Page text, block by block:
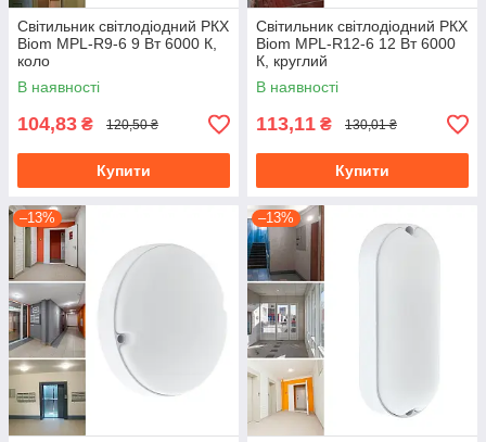
Світильник світлодіодний РКХ
Biom MPL-R9-6 9 Вт 6000 К,
коло
В наявності
104,83 ₴ 120,50 ₴
Купити
Світильник світлодіодний РКХ
Biom MPL-R12-6 12 Вт 6000
К, круглий
В наявності
113,11 ₴ 130,01 ₴
Купити
–13% –13%